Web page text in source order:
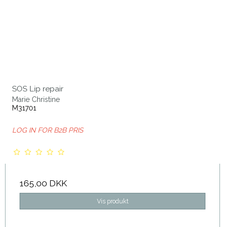
SOS Lip repair
Marie Christine
M31701
LOG IN FOR B2B PRIS
165,00 DKK
Vis produkt